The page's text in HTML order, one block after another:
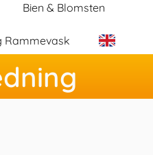
Bien & Blomsten
Rammevask